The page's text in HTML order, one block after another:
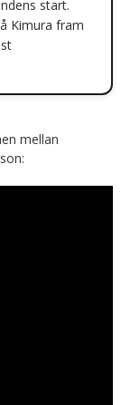
start.
Kimura fram
mellan